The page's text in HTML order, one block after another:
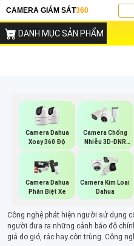
CAMERA GIÁM SÁT360
DANH MỤC SẢN PHẨM
Camera Dahua
Xoay 360 Độ
Camera Chống
Nhiễu 3D-DNR
Dahua
Camera Dahua
Phân Biệt Xe
Camera Kim Loại
Dahua
Công nghệ phát hiện người sử dụng
người đưa ra những cảnh báo độ
giả do gió, rác hay côn trùng. Công